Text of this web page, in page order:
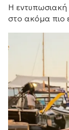
Η εντυπωσιακή
στο ακόμα πιο